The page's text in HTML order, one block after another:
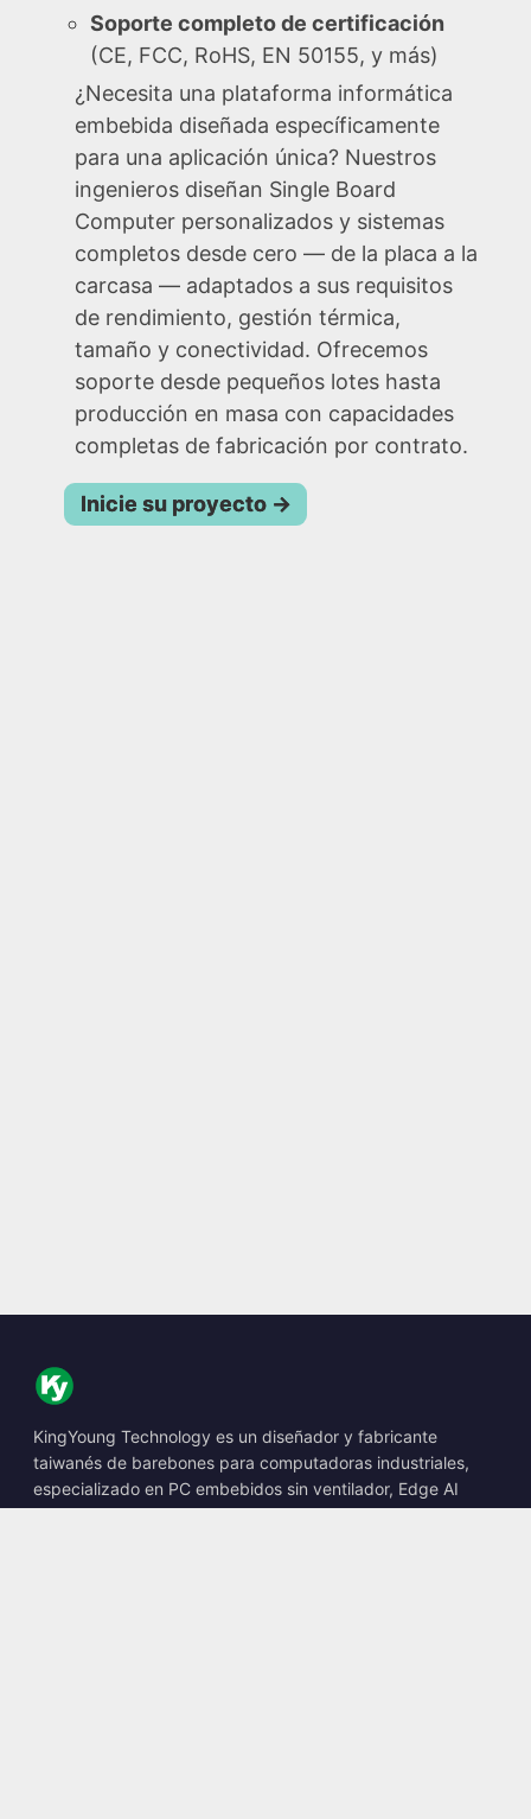
Soporte completo de certificación
(CE, FCC, RoHS, EN 50155, y más)
¿Necesita una plataforma informática
embebida diseñada específicamente
para una aplicación única? Nuestros
ingenieros diseñan Single Board
Computer personalizados y sistemas
completos desde cero — de la placa a la
carcasa — adaptados a sus requisitos
de rendimiento, gestión térmica,
tamaño y conectividad. Ofrecemos
soporte desde pequeños lotes hasta
producción en masa con capacidades
completas de fabricación por contrato.
Inicie su proyecto→
KingYoung Technology es un diseñador y fabricante
taiwanés de barebones para computadoras industriales,
especializado en PC embebidos sin ventilador, Edge AI
Boxes y soluciones informáticas robustas.